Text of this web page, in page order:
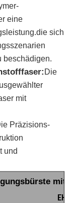
eine
sich
beschädigen.
Die
mit
Präzisions-
und
mit
EH2